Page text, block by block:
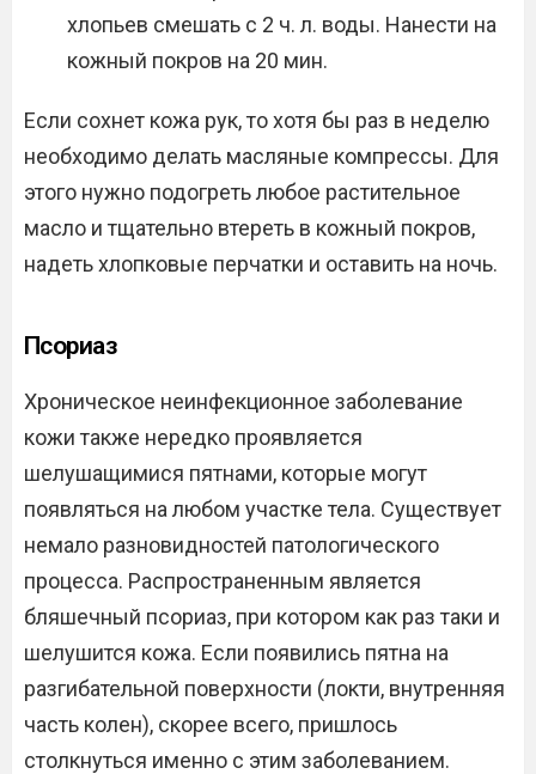
хлопьев смешать с 2 ч. л. воды. Нанести на
кожный покров на 20 мин.
Если сохнет кожа рук, то хотя бы раз в неделю
необходимо делать масляные компрессы. Для
этого нужно подогреть любое растительное
масло и тщательно втереть в кожный покров,
надеть хлопковые перчатки и оставить на ночь.
Псориаз
Хроническое неинфекционное заболевание
кожи также нередко проявляется
шелушащимися пятнами, которые могут
появляться на любом участке тела. Существует
немало разновидностей патологического
процесса. Распространенным является
бляшечный псориаз, при котором как раз таки и
шелушится кожа. Если появились пятна на
разгибательной поверхности (локти, внутренняя
часть колен), скорее всего, пришлось
столкнуться именно с этим заболеванием.